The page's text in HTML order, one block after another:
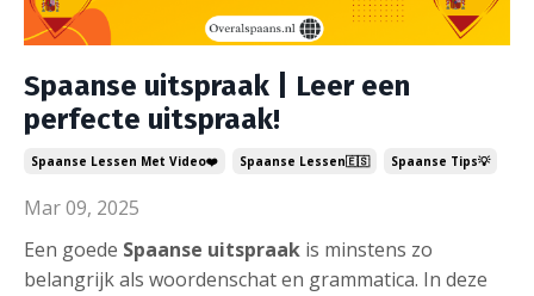
Spaanse uitspraak | Leer een
perfecte uitspraak!
Spaanse Lessen Met Video❤️ Spaanse Lessen🇪🇸 Spaanse Tips💡
Mar 09, 2025
Een goede Spaanse uitspraak is minstens zo
belangrijk als woordenschat en grammatica. In deze